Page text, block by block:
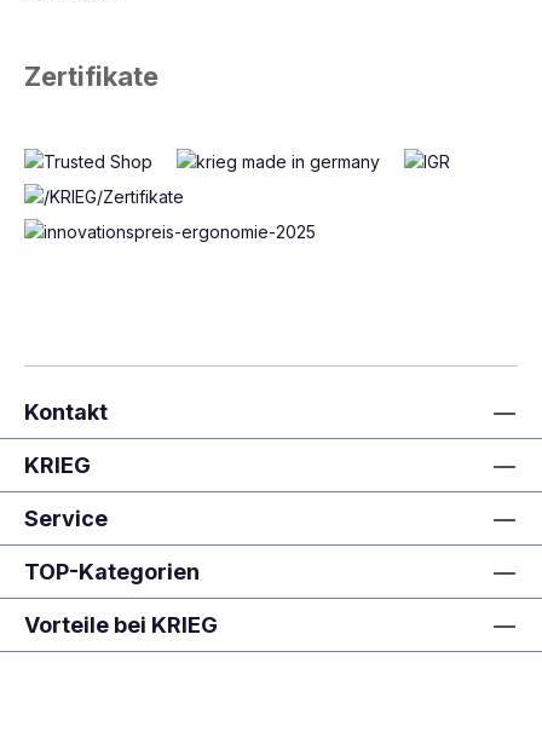
Zertifikate
Kontakt
KRIEG
Service
TOP-Kategorien
Vorteile bei KRIEG